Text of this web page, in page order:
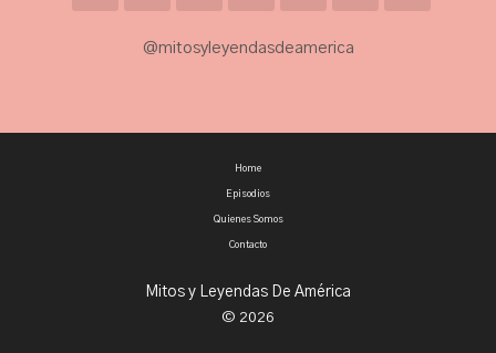
@mitosyleyendasdeamerica
Mitos y Leyendas De América
© 2026
Home
Episodios
Quienes Somos
Contacto